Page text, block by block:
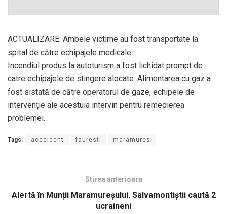
ACTUALIZARE: Ambele victime au fost transportate la
spital de către echipajele medicale.
Incendiul produs la autoturism a fost lichidat prompt de
catre echipajele de stingere alocate. Alimentarea cu gaz a
fost sistată de către operatorul de gaze, echipele de
intervenție ale acestuia intervin pentru remedierea
problemei.
Tags: acccident fauresti maramures
Stirea anterioara
Alertă în Munții Maramureșului. Salvamontiștii caută 2
ucraineni